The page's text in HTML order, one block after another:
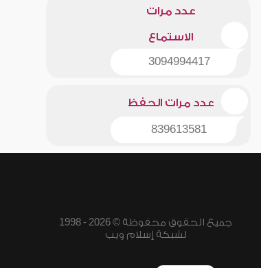
عدد مرات
الاستماع
3094994417
عدد مرات الحفظ
839613581
جميع الحقوق محفوظة © 2026 - 1998
لشبكة إسلام ويب